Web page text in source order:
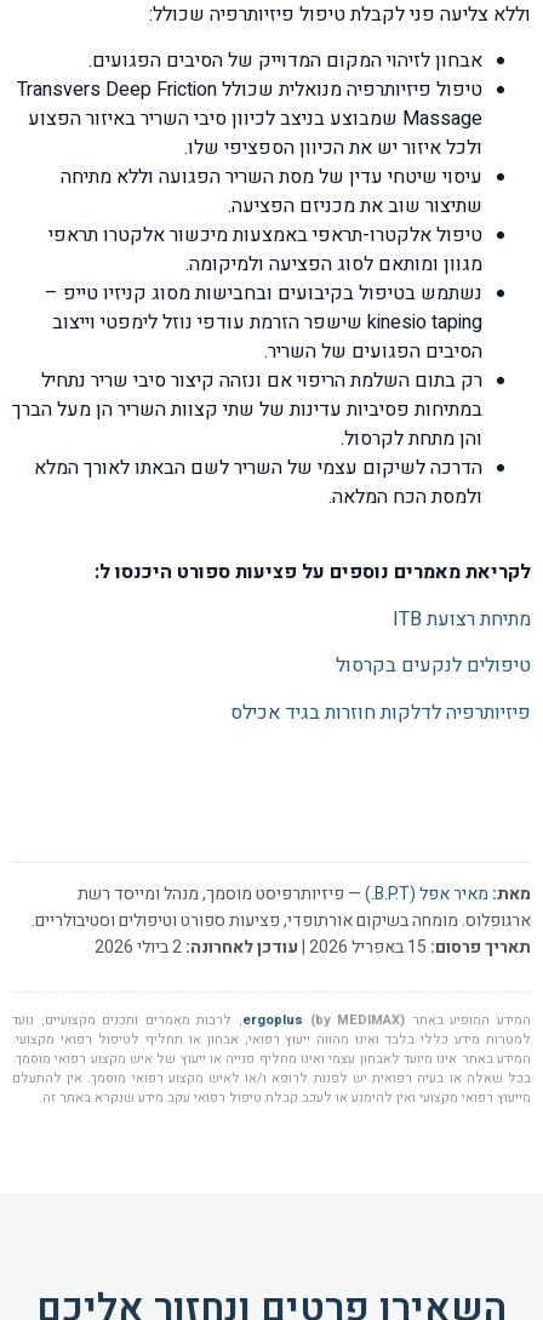
וללא צליעה פני לקבלת טיפול פיזיותרפיה שכולל:
אבחון לזיהוי המקום המדוייק של הסיבים הפגועים.
טיפול פיזיותרפיה מנואלית שכולל Transvers Deep Friction
Massage שמבוצע בניצב לכיוון סיבי השריר באיזור הפצוע
ולכל איזור יש את הכיוון הספציפי שלו.
עיסוי שיטחי עדין של מסת השריר הפגועה וללא מתיחה
שתיצור שוב את מכניזם הפציעה.
טיפול אלקטרו-תראפי באמצעות מיכשור אלקטרו תראפי
מגוון ומותאם לסוג הפציעה ולמיקומה.
נשתמש בטיפול בקיבועים ובחבישות מסוג קניזיו טייפ –
kinesio taping שישפר הזרמת עודפי נוזל לימפטי וייצוב
הסיבים הפגועים של השריר.
רק בתום השלמת הריפוי אם ונזהה קיצור סיבי שריר נתחיל
במתיחות פסיביות עדינות של שתי קצוות השריר הן מעל הברך
והן מתחת לקרסול.
הדרכה לשיקום עצמי של השריר לשם הבאתו לאורך המלא
ולמסת הכח המלאה.
לקריאת מאמרים נוספים על פציעות ספורט היכנסו ל:
מתיחת רצועת ITB
טיפולים לנקעים בקרסול
פיזיותרפיה לדלקות חוזרות בגיד אכילס
מאת: מאיר אפל (B.P.T.)
— פיזיותרפיסט מוסמך, מנהל ומייסד רשת
ארגופלוס. מומחה בשיקום אורתופדי, פציעות ספורט וטיפולים וסטיבולריים.
תאריך פרסום:
עודכן לאחרונה:
המידע המופיע באתר ergoplus (by MEDIMAX)
, לרבות מאמרים ותכנים מקצועיים, נועד
למטרות מידע כללי בלבד ואינו מהווה ייעוץ רפואי, אבחון או תחליף לטיפול רפואי מקצועי.
המידע באתר אינו מיועד לאבחון עצמי ואינו מחליף פנייה או ייעוץ של איש מקצוע רפואי מוסמך.
בכל שאלה או בעיה רפואית יש לפנות לרופא ו/או לאיש מקצוע רפואי מוסמך. אין להתעלם
מייעוץ רפואי מקצועי ואין להימנע או לעכב קבלת טיפול רפואי עקב מידע שנקרא באתר זה.